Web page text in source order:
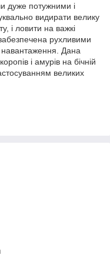
дуже потужними і
видирати велику
і ловити на важкі
рухливими
навантаження. Дана
і амурів на бічній
великих